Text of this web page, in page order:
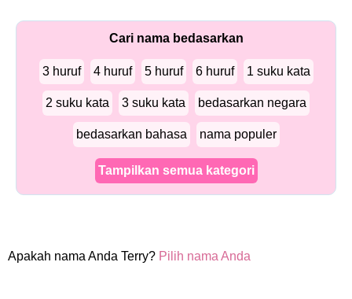
Cari nama bedasarkan
3 huruf 4 huruf 5 huruf 6 huruf 1 suku kata
2 suku kata 3 suku kata bedasarkan negara
bedasarkan bahasa nama populer
Tampilkan semua kategori
Apakah nama Anda Terry? Pilih nama Anda